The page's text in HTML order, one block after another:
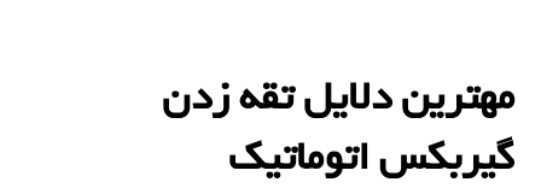
مهترین دلایل تقه زدن
گیربکس اتوماتیک